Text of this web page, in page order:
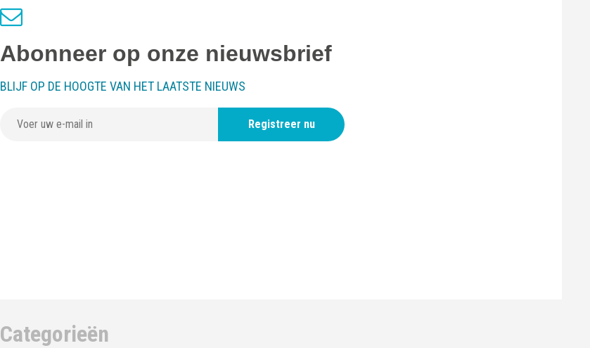
Abonneer op onze nieuwsbrief
BLIJF OP DE HOOGTE VAN HET LAATSTE NIEUWS
Registreer nu
Categorieën